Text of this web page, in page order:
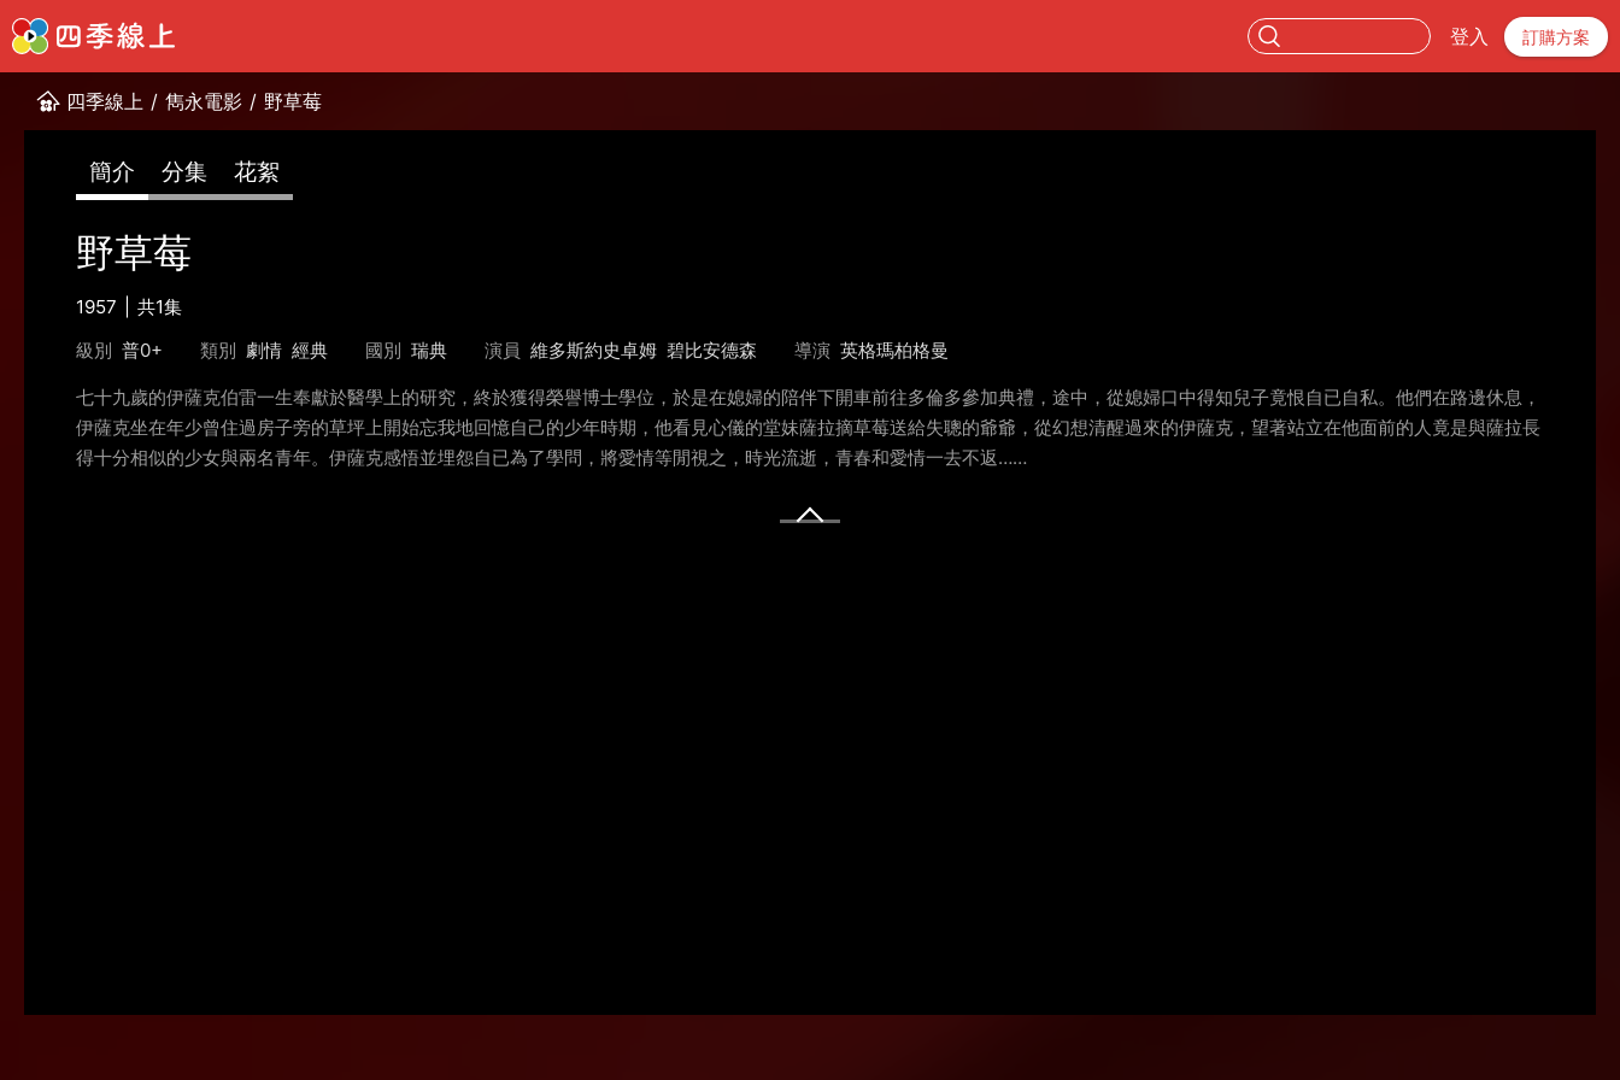
登入 訂購方案
四季線上 / 雋永電影 / 野草莓
簡介 分集 花絮
野草莓
1957
共1集
級別 普0+ 類別 劇情 經典 國別 瑞典 演員 維多斯約史卓姆 碧比安德森 導演 英格瑪柏格曼
七十九歲的伊薩克伯雷一生奉獻於醫學上的研究，終於獲得榮譽博士學位，於是在媳婦的陪伴下開車前往多倫多參加典禮，途中，從媳婦口中得知兒子竟恨自已自私。他們在路邊休息，
伊薩克坐在年少曾住過房子旁的草坪上開始忘我地回憶自己的少年時期，他看見心儀的堂妹薩拉摘草莓送給失聰的爺爺，從幻想清醒過來的伊薩克，望著站立在他面前的人竟是與薩拉長
得十分相似的少女與兩名青年。伊薩克感悟並埋怨自已為了學問，將愛情等閒視之，時光流逝，青春和愛情一去不返……